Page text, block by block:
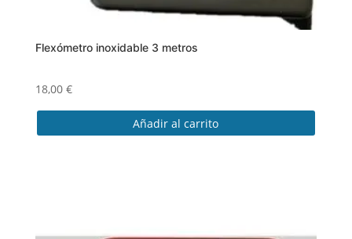
Flexómetro inoxidable 3 metros
18,00 €
Añadir al carrito